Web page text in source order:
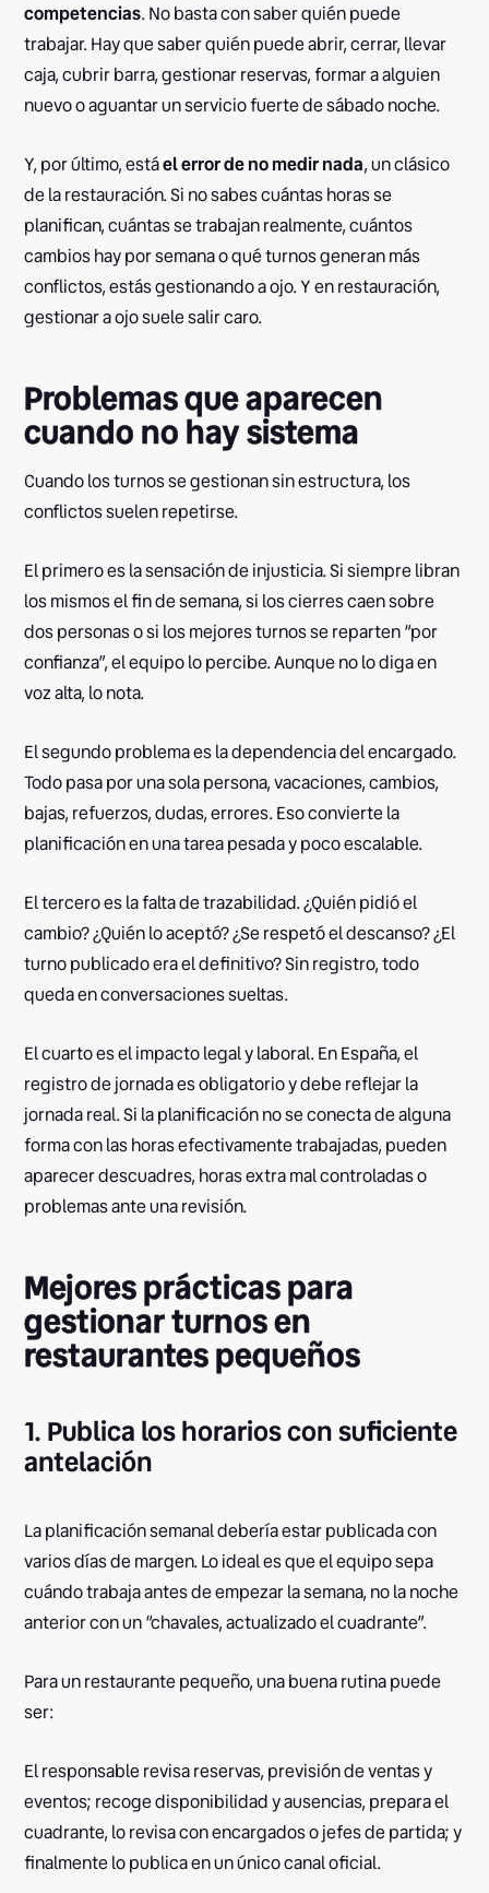
competencias. No basta con saber quién puede
trabajar. Hay que saber quién puede abrir, cerrar, llevar
caja, cubrir barra, gestionar reservas, formar a alguien
nuevo o aguantar un servicio fuerte de sábado noche.
Y, por último, estáel error de no medir nada, un clásico
de la restauración. Si no sabes cuántas horas se
planifican, cuántas se trabajan realmente, cuántos
cambios hay por semana o qué turnos generan más
conflictos, estás gestionando a ojo. Y en restauración,
gestionar a ojo suele salir caro.
Problemas que aparecen
cuando no hay sistema
Cuando los turnos se gestionan sin estructura, los
conflictos suelen repetirse.
El primero es la sensación de injusticia. Si siempre libran
los mismos el fin de semana, si los cierres caen sobre
dos personas o si los mejores turnos se reparten “por
confianza”, el equipo lo percibe. Aunque no lo diga en
voz alta, lo nota.
El segundo problema es la dependencia del encargado.
Todo pasa por una sola persona, vacaciones, cambios,
bajas, refuerzos, dudas, errores. Eso convierte la
planificación en una tarea pesada y poco escalable.
El tercero es la falta de trazabilidad. ¿Quién pidió el
cambio? ¿Quién lo aceptó? ¿Se respetó el descanso? ¿El
turno publicado era el definitivo? Sin registro, todo
queda en conversaciones sueltas.
El cuarto es el impacto legal y laboral. En España, el
registro de jornada es obligatorio y debe reflejar la
jornada real. Si la planificación no se conecta de alguna
forma con las horas efectivamente trabajadas, pueden
aparecer descuadres, horas extra mal controladas o
problemas ante una revisión.
Mejores prácticas para
gestionar turnos en
restaurantes pequeños
1. Publica los horarios con suficiente
antelación
La planificación semanal debería estar publicada con
varios días de margen. Lo ideal es que el equipo sepa
cuándo trabaja antes de empezar la semana, no la noche
anterior con un “chavales, actualizado el cuadrante”.
Para un restaurante pequeño, una buena rutina puede
ser:
El responsable revisa reservas, previsión de ventas y
eventos; recoge disponibilidad y ausencias, prepara el
cuadrante, lo revisa con encargados o jefes de partida; y
finalmente lo publica en un único canal oficial.